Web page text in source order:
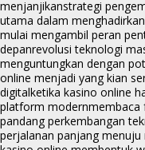
menjanjikanstrategi
utama dalam
mulai mengambil peran
depanrevolusi teknologi
menguntungkan dengan
online menjadi yang kian
digitalketika kasino online
platform modernmembaca
pandang perkembangan
perjalanan panjang